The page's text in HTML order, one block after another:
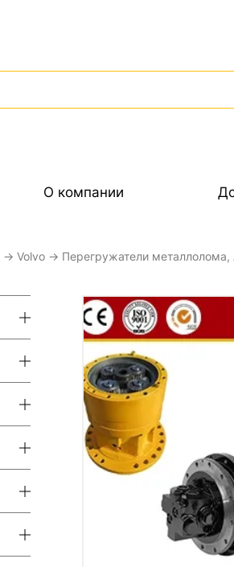
О компании
→ Volvo → Перегружатели металлолома,